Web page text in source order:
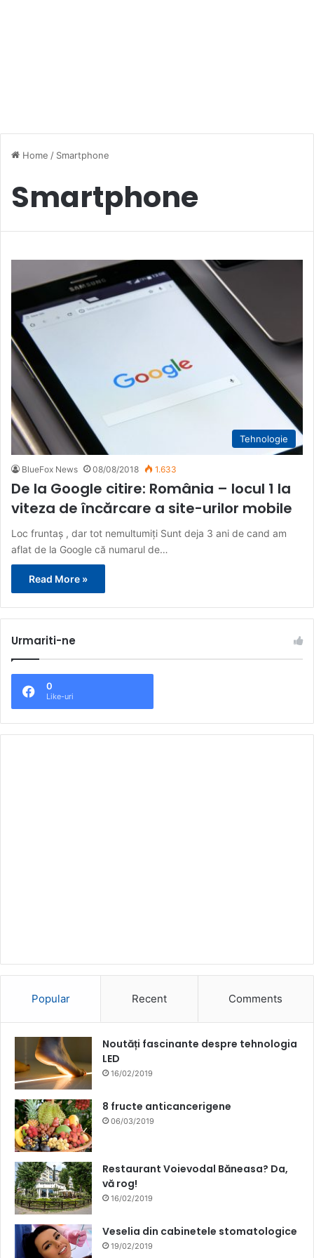
Home / Smartphone
Smartphone
Tehnologie
BlueFox News 08/08/2018 1.633
De la Google citire: România – locul 1 la
viteza de încărcare a site-urilor mobile
Loc fruntaș , dar tot nemultumiți Sunt deja 3 ani de cand am
aflat de la Google că numarul de…
Read More »
Urmariti-ne
0
Like-uri
Popular Recent Comments
Noutăți fascinante despre tehnologia
LED
16/02/2019
8 fructe anticancerigene
06/03/2019
Restaurant Voievodal Băneasa? Da,
vă rog!
16/02/2019
Veselia din cabinetele stomatologice
19/02/2019